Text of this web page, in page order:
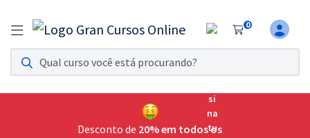
0
Assinatura Ilimitada 11
Acesso a todos os cursos. Teste grátis por 7 dias!
Assinatura OAB Até Passar
Acesso ilimitado a toda preparação para o Exame da
Desconto de 20% em todos os